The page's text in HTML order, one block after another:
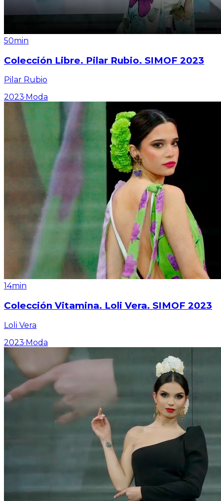
50min
Colección Libre. Pilar Rubio. SIMOF 2023
Pilar Rubio
2023· Moda
14min
Colección Vitamina. Loli Vera. SIMOF 2023
Loli Vera
2023·Moda